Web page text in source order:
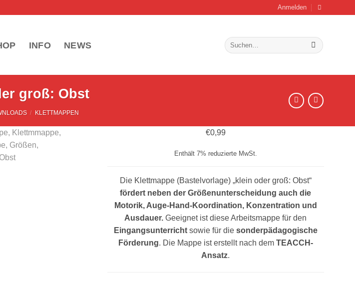
Anmelden
INFO NEWS
Suchen
nach:
groß: Obst
/ KLETTMAPPEN
€0,99
Enthält 7% reduzierte MwSt.
Die Klettmappe (Bastelvorlage) „klein oder groß: Obst“
fördert neben der Größenunterscheidung auch die
Motorik, Auge-Hand-Koordination, Konzentration und
Ausdauer.Geeignet ist diese Arbeitsmappe für den
Eingangsunterricht sowie für die sonderpädagogische
Förderung. Die Mappe ist erstellt nach dem TEACCH-
Ansatz.